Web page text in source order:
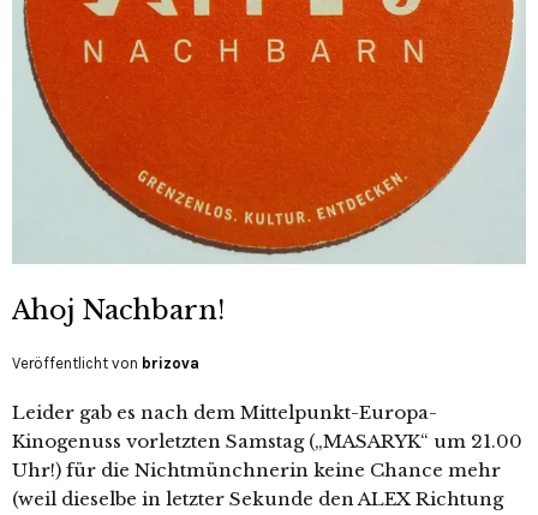
Ahoj Nachbarn!
Veröffentlicht von brizova
Leider gab es nach dem Mittelpunkt-Europa-
Kinogenuss vorletzten Samstag („MASARYK“ um 21.00
Uhr!) für die Nichtmünchnerin keine Chance mehr
(weil dieselbe in letzter Sekunde den ALEX Richtung